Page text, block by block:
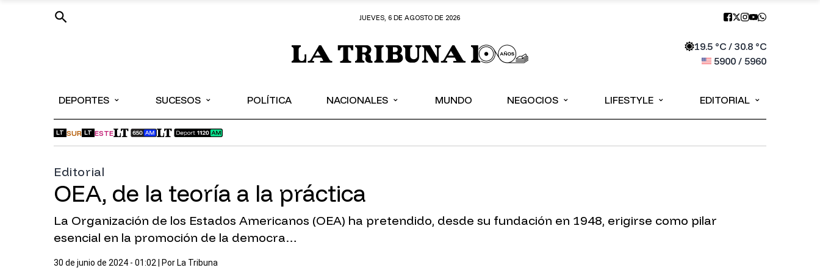
JUEVES, 6 DE AGOSTO DE 2026
19.5°C / 30.8°C
5900/ 5960
DEPORTES ⌄ SUCESOS ⌄ POLÍTICA NACIONALES ⌄ MUNDO NEGOCIOS ⌄ LIFESTYLE ⌄ EDITORIAL ⌄
LT SUR LT ESTE
Editorial
OEA, de la teoría a la práctica
La Organización de los Estados Americanos (OEA) ha pretendido, desde su fundación en 1948, erigirse como pilar
esencial en la promoción de la democra…
30 de junio de 2024 - 01:02 | Por La Tribuna